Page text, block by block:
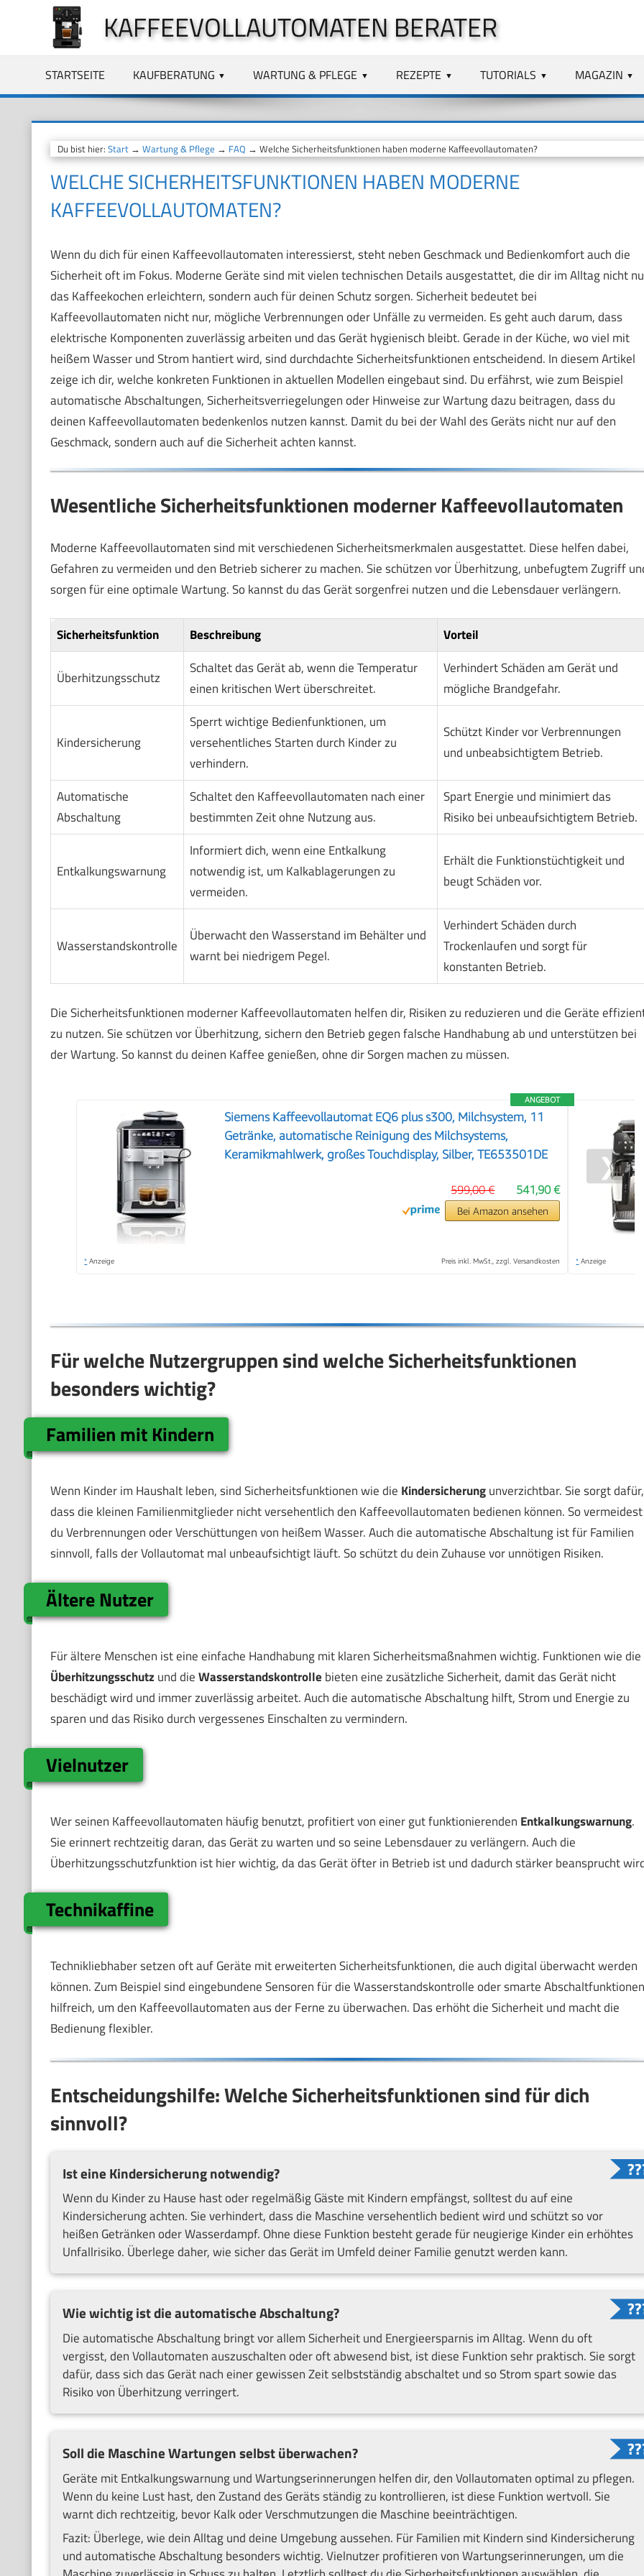
springen
KAFFEEVOLLAUTOMATEN BERATER
STARTSEITE KAUFBERATUNG WARTUNG & PFLEGE REZEPTE TUTORIALS MAGAZIN
Du bist hier: Start→ Wartung & Pflege → FAQ → Welche Sicherheitsfunktionen haben moderne Kaffeevollautomaten?
WELCHE SICHERHEITSFUNKTIONEN HABEN MODERNE
KAFFEEVOLLAUTOMATEN?
Wenn du dich für einen Kaffeevollautomaten interessierst, steht neben Geschmack und Bedienkomfort auch die
Sicherheit oft im Fokus. Moderne Geräte sind mit vielen technischen Details ausgestattet, die dir im Alltag nicht
das Kaffeekochen erleichtern, sondern auch für deinen Schutz sorgen. Sicherheit bedeutet bei
Kaffeevollautomaten nicht nur, mögliche Verbrennungen oder Unfälle zu vermeiden. Es geht auch darum, dass
elektrische Komponenten zuverlässig arbeiten und das Gerät hygienisch bleibt. Gerade in der Küche, wo viel mit
heißem Wasser und Strom hantiert wird, sind durchdachte Sicherheitsfunktionen entscheidend. In diesem Artikel
zeige ich dir, welche konkreten Funktionen in aktuellen Modellen eingebaut sind. Du erfährst, wie zum Beispiel
automatische Abschaltungen, Sicherheitsverriegelungen oder Hinweise zur Wartung dazu beitragen, dass du
deinen Kaffeevollautomaten bedenkenlos nutzen kannst. Damit du bei der Wahl des Geräts nicht nur auf den
Geschmack, sondern auch auf die Sicherheit achten kannst.
Wesentliche Sicherheitsfunktionen moderner Kaffeevollautomaten
Moderne Kaffeevollautomaten sind mit verschiedenen Sicherheitsmerkmalen ausgestattet. Diese helfen dabei,
Gefahren zu vermeiden und den Betrieb sicherer zu machen. Sie schützen vor Überhitzung, unbefugtem Zugriff
sorgen für eine optimale Wartung. So kannst du das Gerät sorgenfrei nutzen und die Lebensdauer verlängern.
Sicherheitsfunktion Beschreibung Vorteil
Überhitzungsschutz
Schaltet das Gerät ab, wenn die Temperatur
einen kritischen Wert überschreitet.
Verhindert Schäden am Gerät und
mögliche Brandgefahr.
Kindersicherung
Sperrt wichtige Bedienfunktionen, um
versehentliches Starten durch Kinder zu
verhindern.
Schützt Kinder vor Verbrennungen
und unbeabsichtigtem Betrieb.
Automatische
Abschaltung
Schaltet den Kaffeevollautomaten nach einer
bestimmten Zeit ohne Nutzung aus.
Spart Energie und minimiert das
Risiko bei unbeaufsichtigtem Betrieb.
Entkalkungswarnung
Informiert dich, wenn eine Entkalkung
notwendig ist, um Kalkablagerungen zu
vermeiden.
Erhält die Funktionstüchtigkeit und
beugt Schäden vor.
Wasserstandskontrolle
Überwacht den Wasserstand im Behälter und
warnt bei niedrigem Pegel.
Verhindert Schäden durch
Trockenlaufen und sorgt für
konstanten Betrieb.
Die Sicherheitsfunktionen moderner Kaffeevollautomaten helfen dir, Risiken zu reduzieren und die Geräte
zu nutzen. Sie schützen vor Überhitzung, sichern den Betrieb gegen falsche Handhabung ab und unterstützen bei
der Wartung. So kannst du deinen Kaffee genießen, ohne dir Sorgen machen zu müssen.
ANGEBOT
Siemens Kaffeevollautomat EQ6 plus s300, Milchsystem, 11
Getränke, automatische Reinigung des Milchsystems,
Keramikmahlwerk, großes Touchdisplay, Silber, TE653501DE
541,90 €
599,00 €
Bei Amazon ansehen
* Anzeige Preis inkl. MwSt., zzgl. Versandkosten * Anzeige
❯
Für welche Nutzergruppen sind welche Sicherheitsfunktionen
besonders wichtig?
Familien mit Kindern
Wenn Kinder im Haushalt leben, sind Sicherheitsfunktionen wie die Kindersicherungunverzichtbar. Sie sorgt dafür,
dass die kleinen Familienmitglieder nicht versehentlich den Kaffeevollautomaten bedienen können. So vermeidest
du Verbrennungen oder Verschüttungen von heißem Wasser. Auch die automatische Abschaltung ist für Familien
sinnvoll, falls der Vollautomat mal unbeaufsichtigt läuft. So schützt du dein Zuhause vor unnötigen Risiken.
Ältere Nutzer
Für ältere Menschen ist eine einfache Handhabung mit klaren Sicherheitsmaßnahmen wichtig. Funktionen wie die
Überhitzungsschutz und dieWasserstandskontrolle bieten eine zusätzliche Sicherheit, damit das Gerät nicht
beschädigt wird und immer zuverlässig arbeitet. Auch die automatische Abschaltung hilft, Strom und Energie zu
sparen und das Risiko durch vergessenes Einschalten zu vermindern.
Vielnutzer
Wer seinen Kaffeevollautomaten häufig benutzt, profitiert von einer gut funktionierenden Entkalkungswarnung.
Sie erinnert rechtzeitig daran, das Gerät zu warten und so seine Lebensdauer zu verlängern. Auch die
Überhitzungsschutzfunktion ist hier wichtig, da das Gerät öfter in Betrieb ist und dadurch stärker beansprucht
Technikaffine
Technikliebhaber setzen oft auf Geräte mit erweiterten Sicherheitsfunktionen, die auch digital überwacht werden
können. Zum Beispiel sind eingebundene Sensoren für die Wasserstandskontrolle oder smarte Abschaltfunktionen
hilfreich, um den Kaffeevollautomaten aus der Ferne zu überwachen. Das erhöht die Sicherheit und macht die
Bedienung flexibler.
Entscheidungshilfe: Welche Sicherheitsfunktionen sind für dich
sinnvoll?
Ist eine Kindersicherung notwendig?
Wenn du Kinder zu Hause hast oder regelmäßig Gäste mit Kindern empfängst, solltest du auf eine
Kindersicherung achten. Sie verhindert, dass die Maschine versehentlich bedient wird und schützt so vor
heißen Getränken oder Wasserdampf. Ohne diese Funktion besteht gerade für neugierige Kinder ein erhöhtes
Unfallrisiko. Überlege daher, wie sicher das Gerät im Umfeld deiner Familie genutzt werden kann.
Wie wichtig ist die automatische Abschaltung?
Die automatische Abschaltung bringt vor allem Sicherheit und Energieersparnis im Alltag. Wenn du oft
vergisst, den Vollautomaten auszuschalten oder oft abwesend bist, ist diese Funktion sehr praktisch. Sie sorgt
dafür, dass sich das Gerät nach einer gewissen Zeit selbstständig abschaltet und so Strom spart sowie das
Risiko von Überhitzung verringert.
Soll die Maschine Wartungen selbst überwachen?
Geräte mit Entkalkungswarnung und Wartungserinnerungen helfen dir, den Vollautomaten optimal zu pflegen.
Wenn du keine Lust hast, den Zustand des Geräts ständig zu kontrollieren, ist diese Funktion wertvoll. Sie
warnt dich rechtzeitig, bevor Kalk oder Verschmutzungen die Maschine beeinträchtigen.
Fazit: Überlege, wie dein Alltag und deine Umgebung aussehen. Für Familien mit Kindern sind Kindersicherung
und automatische Abschaltung besonders wichtig. Vielnutzer profitieren von Wartungserinnerungen, um die